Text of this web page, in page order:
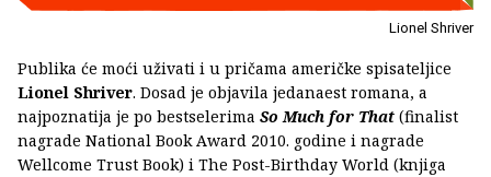
Lionel Shriver
Publika će moći uživati i u pričama američke spisateljice
Lionel Shriver. Dosad je objavila jedanaest romana, a
najpoznatija je po bestselerima So Much for That (finalist
nagrade National Book Award 2010. godine i nagrade
Wellcome Trust Book) i The Post-Birthday World (knjiga